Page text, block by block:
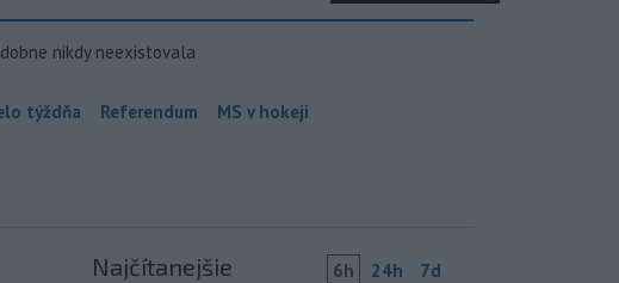
nikdy neexistovala
týždňa Referendum MS v hokeji
Najčítanejšie 6h 24h 7d